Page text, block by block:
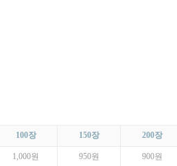
100장 150장 200장
1,000원 950원 900원